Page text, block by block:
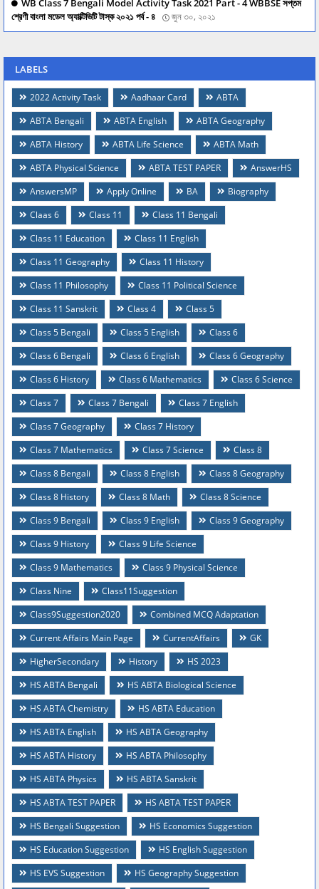
WB Class 7 Bengali Model Activity Task 2021 Part - 4 WBBSE সপ্তম
শ্রেণী বাংলা মডেল অ্যাক্টিভিটি টাস্ক ২০২১ পর্ব - ৪
জুন ৩০, ২০২১
LABELS
2022 Activity Task Aadhaar Card
ABTA
ABTA Bengali
ABTA English
ABTA Geography
ABTA History
ABTA Life Science
ABTA Math
ABTA Physical Science
ABTA TEST PAPER
AnswerHS
AnswersMP
Apply Online BA
Biography
Claas 6
Class 11
Class 11 Bengali
Class 11 Education
Class 11 English
Class 11 Geography
Class 11 History
Class 11 Philosophy
Class 11 Political Science
Class 11 Sanskrit
Class 4
Class 5
Class 5 Bengali
Class 5 English
Class 6
Class 6 Bengali
Class 6 English
Class 6 Geography
Class 6 History
Class 6 Mathematics
Class 6 Science
Class 7
Class 7 Bengali
Class 7 English
Class 7 Geography
Class 7 History
Class 7 Mathematics
Class 7 Science
Class 8
Class 8 Bengali
Class 8 English
Class 8 Geography
Class 8 History
Class 8 Math
Class 8 Science
Class 9 Bengali
Class 9 English
Class 9 Geography
Class 9 History
Class 9 Life Science
Class 9 Mathematics
Class 9 Physical Science
Class Nine
Class11Suggestion
Class9Suggestion2020
Combined MCQ Adaptation
Current Affairs Main Page
CurrentAffairs
GK
HigherSecondary
History
HS 2023
HS ABTA Bengali
HS ABTA Biological Science
HS ABTA Chemistry
HS ABTA Education
HS ABTA English
HS ABTA Geography
HS ABTA History
HS ABTA Philosophy
HS ABTA Physics
HS ABTA Sanskrit
HS ABTA TEST PAPER
HS ABTA TEST PAPER
HS Bengali Suggestion
HS Economics Suggestion
HS Education Suggestion
HS English Suggestion
HS EVS Suggestion
HS Geography Suggestion